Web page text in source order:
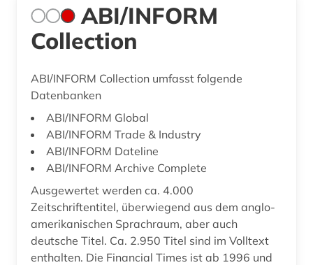
ABI/INFORM
Collection
ABI/INFORM Collection umfasst folgende
Datenbanken
ABI/INFORM Global
ABI/INFORM Trade & Industry
ABI/INFORM Dateline
ABI/INFORM Archive Complete
Ausgewertet werden ca. 4.000
Zeitschriftentitel, überwiegend aus dem anglo-
amerikanischen Sprachraum, aber auch
deutsche Titel. Ca. 2.950 Titel sind im Volltext
enthalten. Die Financial Times ist ab 1996 und